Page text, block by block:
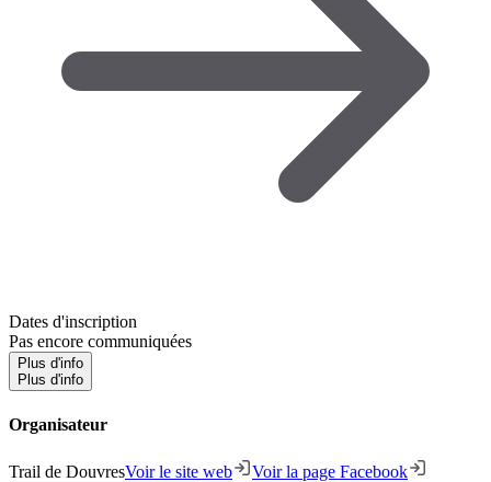
Dates d'inscription
Pas encore communiquées
Plus d'info
Plus d'info
Organisateur
Trail de DouvresVoir le site web Voir la page Facebook